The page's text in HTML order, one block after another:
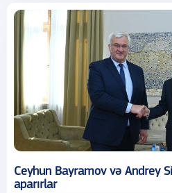
Ceyhun Bayramov və Andrey
aparırlar